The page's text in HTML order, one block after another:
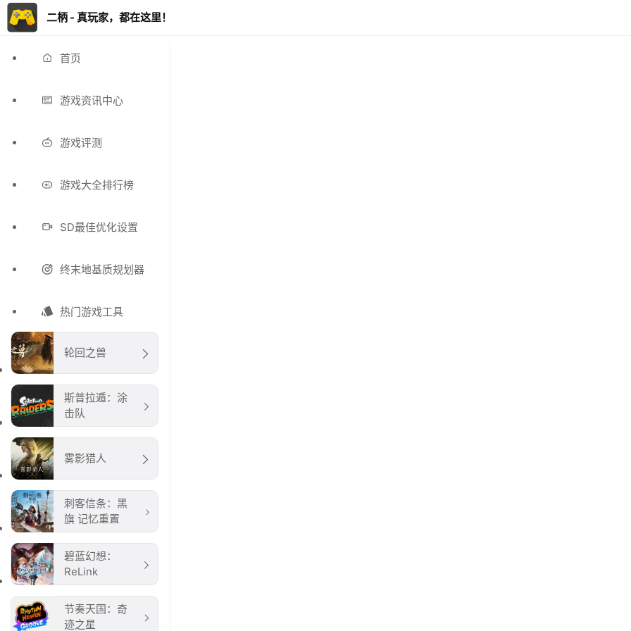
二柄 - 真玩家，都在这里！
首页
游戏资讯中心
游戏评测
游戏大全排行榜
SD最佳优化设置
终末地基质规划器
热门游戏工具
轮回之兽
斯普拉遁：涂
击队
雾影猎人
刺客信条：黑
旗 记忆重置
碧蓝幻想：
ReLink
节奏天国：奇
迹之星